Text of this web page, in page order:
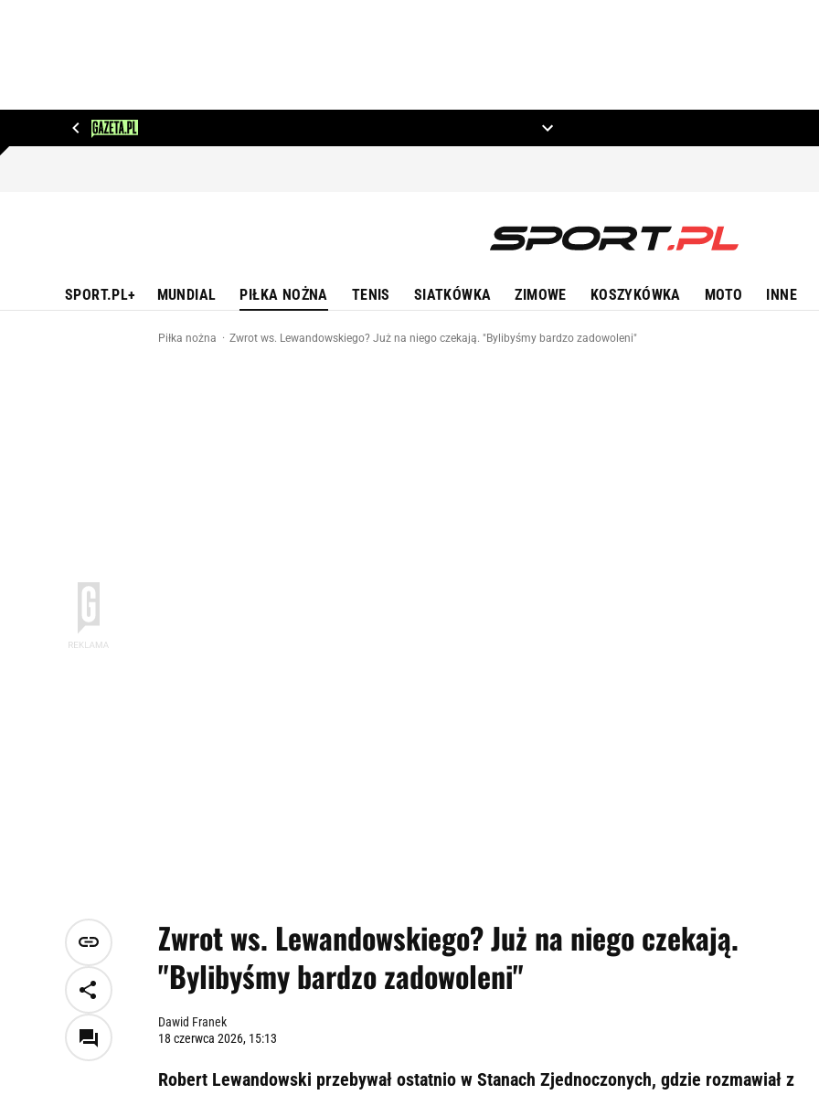
SPORT.PL+ MUNDIAL PIŁKA NOŻNA TENIS SIATKÓWKA ZIMOWE KOSZYKÓWKA MOTO INNE
Piłka nożna Zwrot ws. Lewandowskiego? Już na niego czekają. "Bylibyśmy bardzo zadowoleni"
Zwrot ws. Lewandowskiego? Już na niego czekają.
"Bylibyśmy bardzo zadowoleni"
Dawid Franek
18 czerwca 2026, 15:13
Robert Lewandowski przebywał ostatnio w Stanach Zjednoczonych, gdzie rozmawiał z